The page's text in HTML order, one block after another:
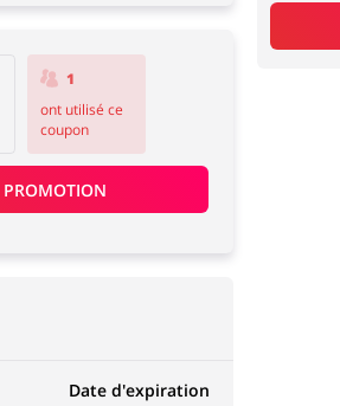
1
ont utilisé ce
coupon
Date d'expiration